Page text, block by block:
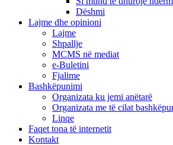
Dëshmi
Lajme dhe opinioni
Lajme
Shpallje
MCMS në mediat
e-Buletini
Fjalime
Bashkëpunimi
Organizata ku jemi anëtarë
Organizata me të cilat
Linqe
Faqet tona të internetit
Kontakt